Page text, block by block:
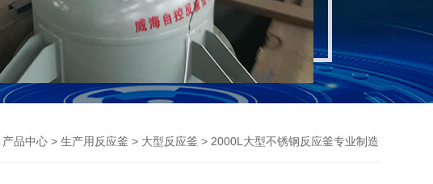
产品中心> 生产用反应釜 > 大型反应釜 > 2000L大型不锈钢反应釜专业制造